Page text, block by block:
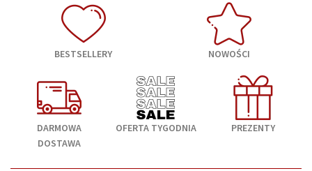
BESTSELLERY NOWOŚCI
DARMOWA
DOSTAWA
OFERTA TYGODNIA PREZENTY